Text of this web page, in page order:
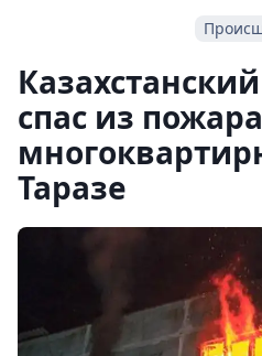
спас из
Таразе